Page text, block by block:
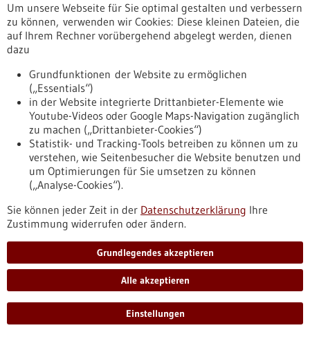
für Angewandte Wissenschaften“
Förderprogramm, Förderung durch:BMFTR,
Einreichungsfrist:
https://www.gesundheitsindustrie-
bw.de/datenbank/foerderungen/richtlinie-zur-foerderung-
des-aufbaus-von-forschungsinfrastrukturen-hochschulen-
fuer-angewandte-wissenschaften-zur-erreichung-de
Förderung
Richtlinie zur Förderung des Aufbaus von
Forschungsinfrastrukturen an Hochschulen
für Angewandte Wissenschaften zur
Erreichung der Ziele der Hightech Agenda
Deutschland (HAW-OpenSpace) im Rahmen
des Programms „Forschung an Hochschulen
für Angewandte Wissenschaften“
Förderprogramm,Förderung durch:BMFTR,
03.08.2026
Um unsere Webseite für Sie optimal gestalten und verbessern
zu können, verwenden wir Cookies: Diese kleinen Dateien, die
auf Ihrem Rechner vorübergehend abgelegt werden, dienen
dazu
Grundfunktionen der Website zu ermöglichen
(„Essentials“)
in der Website integrierte Drittanbieter-Elemente wie
Youtube-Videos oder Google Maps-Navigation zugänglich
zu machen („Drittanbieter-Cookies“)
Statistik- und Tracking-Tools betreiben zu können um zu
verstehen, wie Seitenbesucher die Website benutzen und
um Optimierungen für Sie umsetzen zu können
(„Analyse-Cookies“).
Sie können jeder Zeit in der Datenschutzerklärung Ihre
Zustimmung widerrufen oder ändern.
Grundlegendes akzeptieren
Alle akzeptieren
Einstellungen